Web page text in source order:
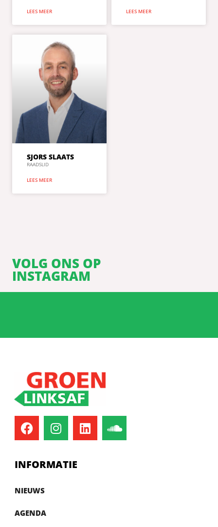
LEES MEER LEES MEER
SJORS SLAATS
RAADSLID
LEES MEER
VOLG ONS OP
INSTAGRAM
INFORMATIE
NIEUWS
AGENDA